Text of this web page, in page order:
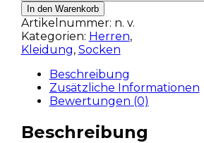
In den Warenkorb
Artikelnummer: n. v.
Kategorien: Herren,
Kleidung, Socken
Beschreibung
Zusätzliche Informationen
Bewertungen (0)
Beschreibung